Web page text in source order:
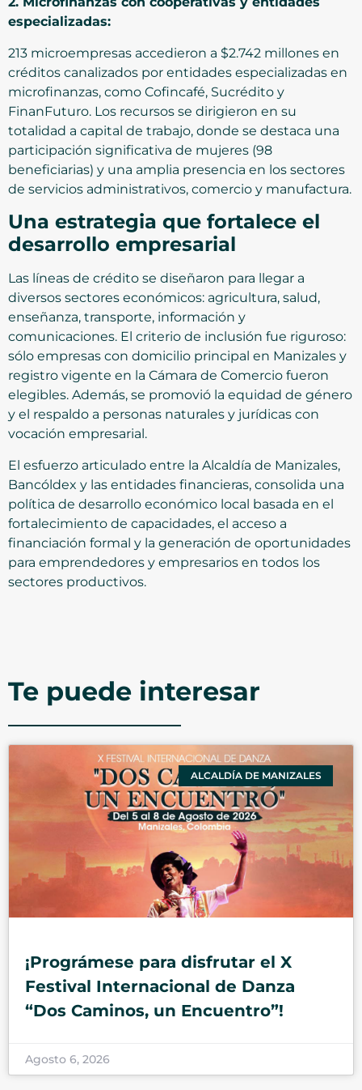
especializadas:
213 microempresas accedieron a $2.742 millones en
créditos canalizados por entidades especializadas en
microfinanzas, como Cofincafé, Sucrédito y
FinanFuturo. Los recursos se dirigieron en su
totalidad a capital de trabajo, donde se destaca una
participación significativa de mujeres (98
beneficiarias) y una amplia presencia en los sectores
de servicios administrativos, comercio y manufactura.
Una estrategia que fortalece el
desarrollo empresarial
Las líneas de crédito se diseñaron para llegar a
diversos sectores económicos: agricultura, salud,
enseñanza, transporte, información y
comunicaciones. El criterio de inclusión fue riguroso:
sólo empresas con domicilio principal en Manizales y
registro vigente en la Cámara de Comercio fueron
elegibles. Además, se promovió la equidad de género
y el respaldo a personas naturales y jurídicas con
vocación empresarial.
El esfuerzo articulado entre la Alcaldía de Manizales,
Bancóldex y las entidades financieras, consolida una
política de desarrollo económico local basada en el
fortalecimiento de capacidades, el acceso a
financiación formal y la generación de oportunidades
para emprendedores y empresarios en todos los
sectores productivos.
Te puede interesar
ALCALDÍA DE MANIZALES
¡Prográmese para disfrutar el X
Festival Internacional de Danza
“Dos Caminos, un Encuentro”!
Agosto 6, 2026